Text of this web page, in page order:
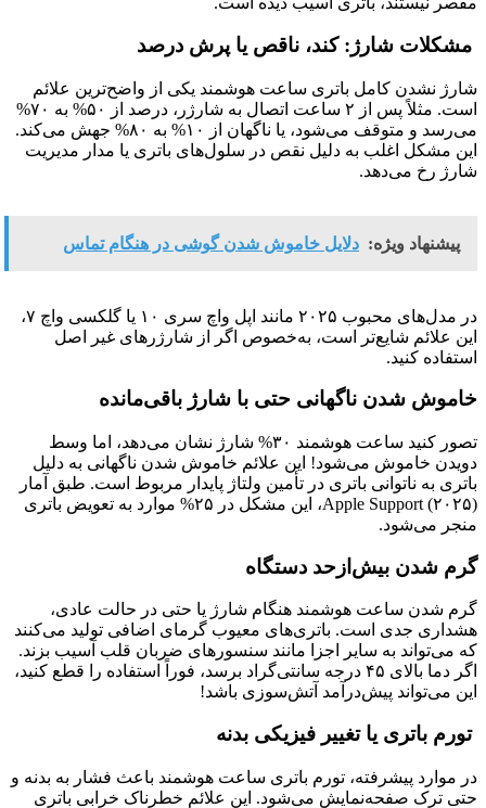
مشکلات شارژ: کند، ناقص یا پرش درصد
شارژ نشدن کامل باتری ساعت هوشمند یکی از واضح‌ترین علائم
است. مثلاً پس از ۲ ساعت اتصال به شارژر، درصد از ۵۰% به ۷۰%
می‌رسد و متوقف می‌شود، یا ناگهان از ۱۰% به ۸۰% جهش می‌کند.
این مشکل اغلب به دلیل نقص در سلول‌های باتری یا مدار مدیریت
شارژ رخ می‌دهد.
پیشنهاد ویژه: دلایل خاموش شدن گوشی در هنگام تماس
در مدل‌های محبوب ۲۰۲۵ مانند اپل واچ سری ۱۰ یا گلکسی واچ ۷،
این علائم شایع‌تر است، به‌خصوص اگر از شارژرهای غیر اصل
استفاده کنید.
خاموش شدن ناگهانی حتی با شارژ باقی‌مانده
تصور کنید ساعت هوشمند ۳۰% شارژ نشان می‌دهد، اما وسط
دویدن خاموش می‌شود! این علائم خاموش شدن ناگهانی به دلیل
باتری به ناتوانی باتری در تأمین ولتاژ پایدار مربوط است. طبق آمار
Apple Support (۲۰۲۵)، این مشکل در ۲۵% موارد به تعویض باتری
منجر می‌شود.
گرم شدن بیش‌ازحد دستگاه
گرم شدن ساعت هوشمند هنگام شارژ یا حتی در حالت عادی،
هشداری جدی است. باتری‌های معیوب گرمای اضافی تولید می‌کنند
که می‌تواند به سایر اجزا مانند سنسورهای ضربان قلب آسیب بزند.
اگر دما بالای ۴۵ درجه سانتی‌گراد برسد، فوراً استفاده را قطع کنید،
این می‌تواند پیش‌درآمد آتش‌سوزی باشد!
تورم باتری یا تغییر فیزیکی بدنه
در موارد پیشرفته، تورم باتری ساعت هوشمند باعث فشار به بدنه و
حتی ترک صفحه‌نمایش می‌شود. این علائم خطرناک خرابی باتری